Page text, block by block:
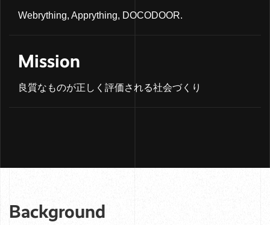
Webrything, Apprything, DOCODOOR.
Mission
良質なものが正しく評価される社会づくり
Background